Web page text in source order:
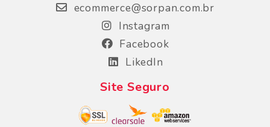
ecommerce@sorpan.com.br
Instagram
Facebook
LikedIn
Site Seguro